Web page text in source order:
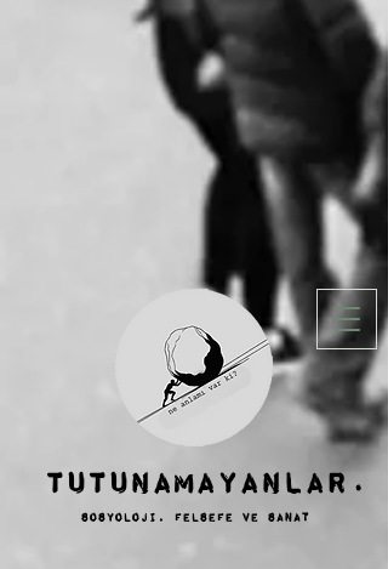
TUTUNAMAYANLAR.
sosyoloji, felsefe ve SANAT